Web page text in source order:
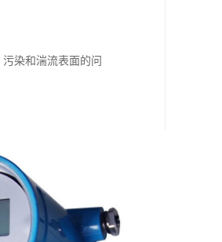
染和湍流表面的问